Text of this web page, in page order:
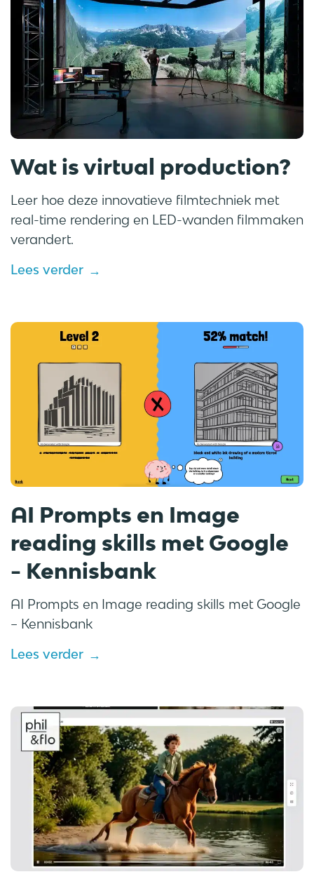
Wat is virtual production?
Leer hoe deze innovatieve filmtechniek met
real-time rendering en LED-wanden filmmaken
verandert.
Lees verder
AI Prompts en Image
reading skills met Google
- Kennisbank
AI Prompts en Image reading skills met Google
– Kennisbank
Lees verder